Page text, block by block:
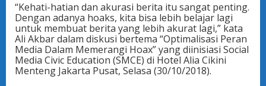
“Kehati-hatian dan akurasi berita itu sangat penting.
Dengan adanya hoaks, kita bisa lebih belajar lagi
untuk membuat berita yang lebih akurat lagi,” kata
Ali Akbar dalam diskusi bertema “Optimalisasi Peran
Media Dalam Memerangi Hoax” yang diinisiasi Social
Media Civic Education (SMCE) di Hotel Alia Cikini
Menteng Jakarta Pusat, Selasa (30/10/2018).